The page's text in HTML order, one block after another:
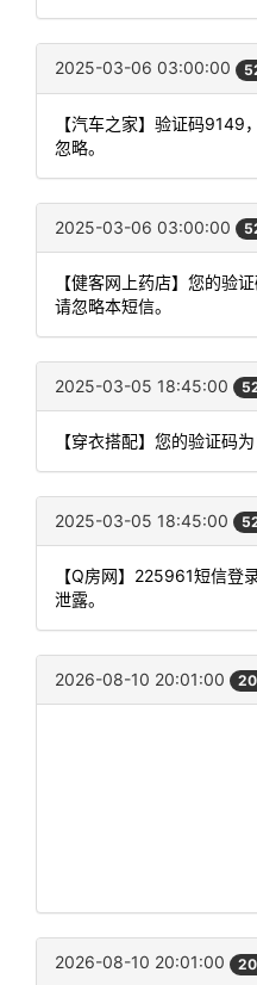
2025-03-06 03:00:00
【汽车之家】验证码9149
忽略。
2025-03-06 03:00:00
【健客网上药店】您的验
请忽略本短信。
2025-03-05 18:45:00
【穿衣搭配】您的验证码为
2025-03-05 18:45:00
【Q房网】225961短信登
泄露。
2026-08-10 20:01:00
2026-08-10 20:01:00